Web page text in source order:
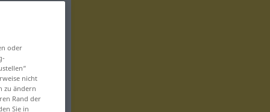
oder
nicht
zu ändern
Rand der
Sie in